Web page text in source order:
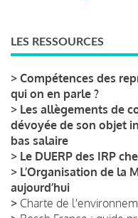
LES RESSOURCES
> Compétences des
qui on en parle ?
> Les allègements de
dévoyée de son objet
bas salaire
> Le DUERP des IRP
> L’Organisation de la
aujourd’hui
> Charte de